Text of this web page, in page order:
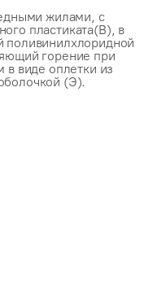
жилами, с
пластиката(В), в
поливинилхлоридной
горение при
в виде оплетки из
(Э).